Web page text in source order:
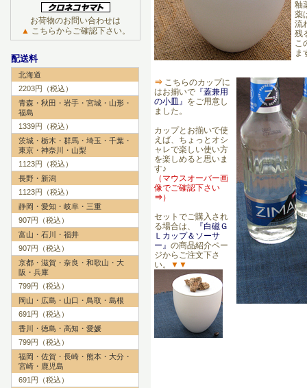
釉
薬
流
残
こ
ま
⇒ こちらのカップに
はお揃いで 『蓋兼用
の小皿』 をご用意し
ました。
カップとお揃いで使
えば、ちょっとオシ
ャレで楽しい使い方
を楽しめると思いま
す♪
（マウスオーバー画
像でご確認下さい
⇒）
セットでご購入され
る場合は、
『白磁Ｇ
Ｌカップ＆ソーサ
ー』 の商品紹介ペー
ジからご注文下さ
い。
▼▼
お荷物のお問い合わせは
▲ こちらからご確認下さい。
配送料
北海道
2203円（税込）
青森・秋田・岩手・宮城・山形・
福島
1339円（税込）
茨城・栃木・群馬・埼玉・千葉・
東京・神奈川・山梨
1123円（税込）
長野・新潟
1123円（税込）
静岡・愛知・岐阜・三重
907円（税込）
富山・石川・福井
907円（税込）
京都・滋賀・奈良・和歌山・大
阪・兵庫
799円（税込）
岡山・広島・山口・鳥取・島根
691円（税込）
香川・徳島・高知・愛媛
799円（税込）
福岡・佐賀・長崎・熊本・大分・
宮崎・鹿児島
691円（税込）